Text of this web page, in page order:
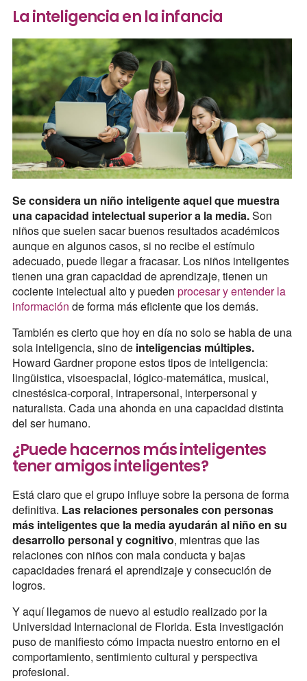
La inteligencia en la infancia
Se considera un niño inteligente aquel que muestra
una capacidad intelectual superior a la media.Son
niños que suelen sacar buenos resultados académicos
aunque en algunos casos, si no recibe el estímulo
adecuado, puede llegar a fracasar. Los niños inteligentes
tienen una gran capacidad de aprendizaje, tienen un
cociente intelectual alto y pueden procesar y entender la
información de forma más eficiente que los demás.
También es cierto que hoy en día no solo se habla de una
sola inteligencia, sino deinteligencias múltiples.
Howard Gardner propone estos tipos de inteligencia:
lingüistica, visoespacial, lógico-matemática, musical,
cinestésica-corporal, intrapersonal, interpersonal y
naturalista. Cada una ahonda en una capacidad distinta
del ser humano.
¿Puede hacernos más inteligentes
tener amigos inteligentes?
Está claro que el grupo influye sobre la persona de forma
definitiva. Las relaciones personales con personas
más inteligentes que la media ayudarán al niño en su
desarrollo personal y cognitivo, mientras que las
relaciones con niños con mala conducta y bajas
capacidades frenará el aprendizaje y consecución de
logros.
Y aquí llegamos de nuevo al estudio realizado por la
Universidad Internacional de Florida. Esta investigación
puso de manifiesto cómo impacta nuestro entorno en el
comportamiento, sentimiento cultural y perspectiva
profesional.